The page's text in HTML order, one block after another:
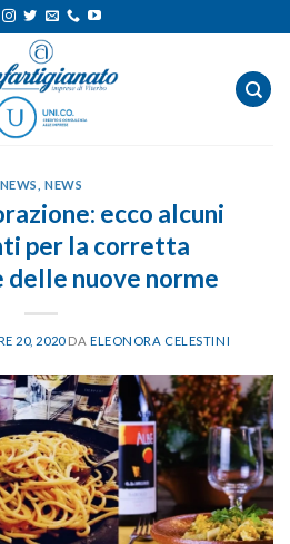
NEWS ,NEWS
ecco alcuni
per la corretta
delle nuove norme
20, 2020 DA ELEONORA CELESTINI